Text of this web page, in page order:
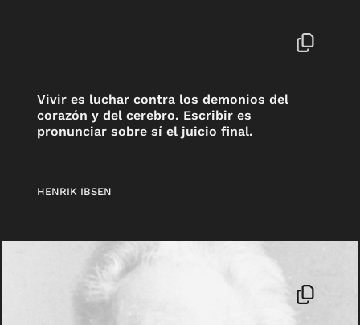
Vivir es luchar contra los demonios del
corazón y del cerebro. Escribir es
pronunciar sobre sí el juicio final.
HENRIK IBSEN